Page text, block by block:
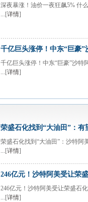
深夜暴涨！油价一夜狂飙5% 什
...[详情]
千亿巨头涨停！中东“巨豪
千亿巨头涨停！中东“巨豪”沙特
...[详情]
荣盛石化找到“大油田”：有
荣盛石化找到“大油田”：沙特阿
...[详情]
246亿元！沙特阿美受让荣
246亿元！沙特阿美受让荣盛石
...[详情]